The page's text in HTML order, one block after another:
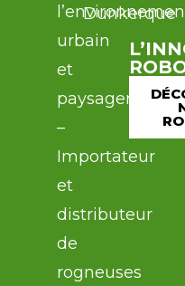
urbain
et
paysager
–
Importateur
et
distributeur
de
rogneuses
Dunkerque